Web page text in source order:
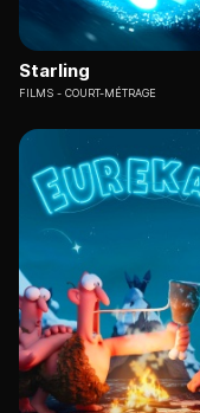
Starling
FILMS COURT-MÉTRAGE